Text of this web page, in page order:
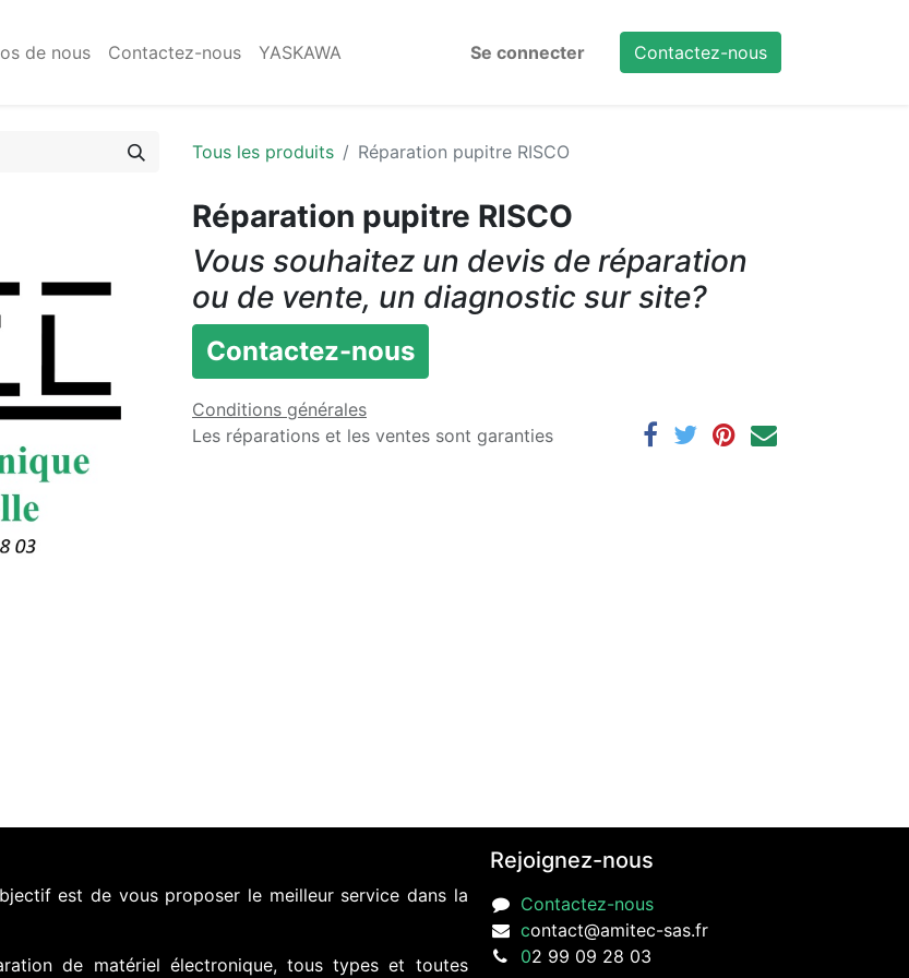
de nous Contactez-nous YASKAWA Se connecter Contactez-nous
Tous les produits Réparation pupitre RISCO
Réparation pupitre RISCO
Vous souhaitez un devis de réparation
ou de vente, un diagnostic sur site?
Contactez-nous
Conditions générales
Les réparations et les ventes sont garanties
est de vous proposer le meilleur service dans la
de matériel électronique, tous types et toutes
Rejoignez-nous
Contactez-nous
contact@amitec-sas.fr
02 99 09 28 03